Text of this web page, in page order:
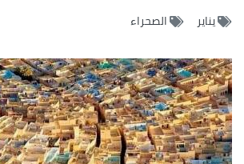
يناير الصحراء